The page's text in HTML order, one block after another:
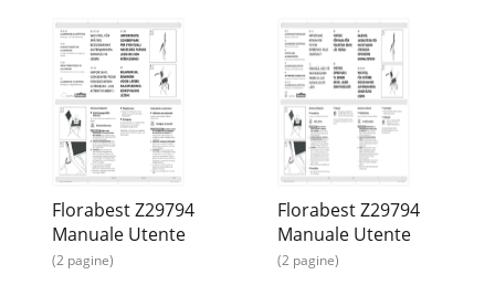
Florabest Z29794
Manuale Utente
(2 pagine)
Florabest Z29794
Manuale Utente
(2 pagine)